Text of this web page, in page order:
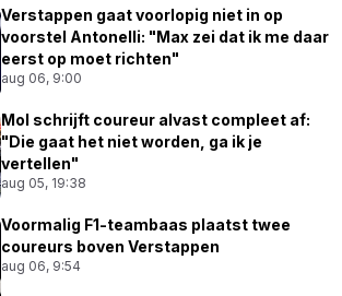
Verstappen gaat voorlopig niet in op
voorstel Antonelli: "Max zei dat ik me daar
eerst op moet richten"
aug 06, 9:00
Mol schrijft coureur alvast compleet af:
"Die gaat het niet worden, ga ik je
vertellen"
aug 05, 19:38
Voormalig F1-teambaas plaatst twee
coureurs boven Verstappen
aug 06, 9:54